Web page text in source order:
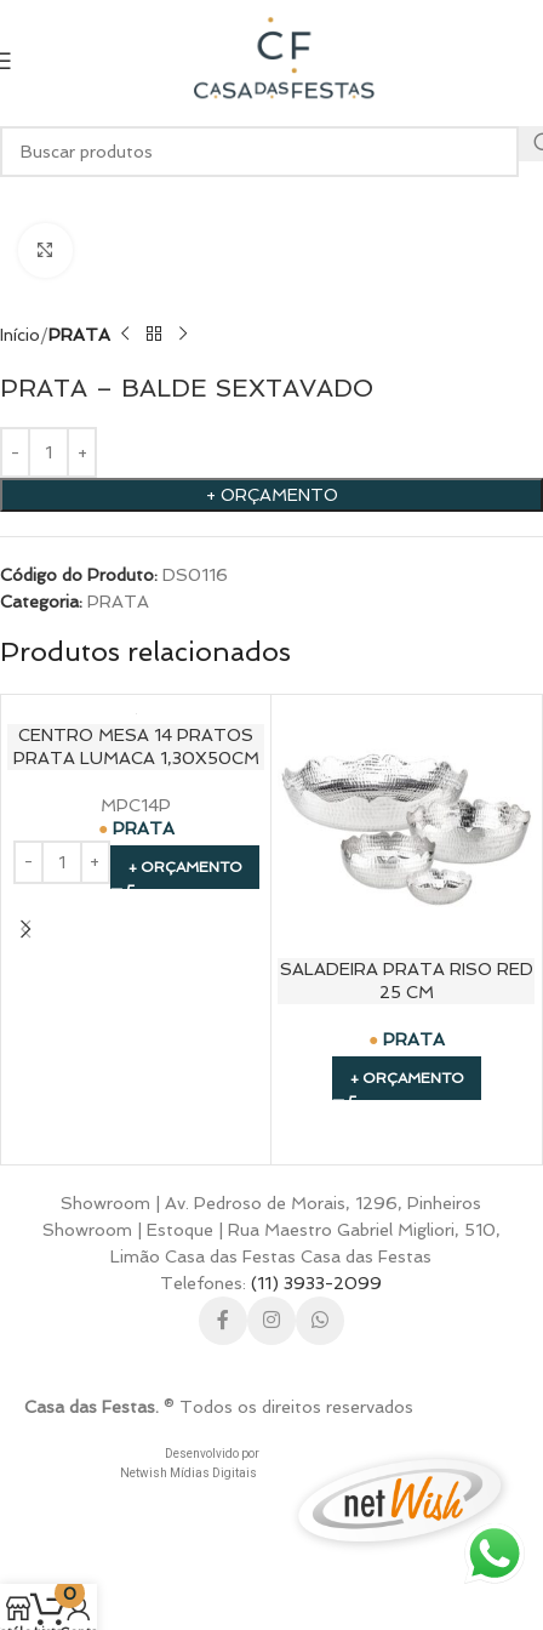
Início PRATA
PRATA – BALDE SEXTAVADO
+ ORÇAMENTO
Código do Produto: DS0116
Categoria: PRATA
Produtos relacionados
CENTRO MESA 14 PRATOS
PRATA LUMACA 1,30X50CM
MPC14P
PRATA
+ ORÇAMENTO
SALADEIRA PRATA RISO RED
25 CM
PRATA
+ ORÇAMENTO
Showroom | Av. Pedroso de Morais, 1296, Pinheiros
Showroom | Estoque | Rua Maestro Gabriel Migliori, 510,
Limão Casa das Festas Casa das Festas
Telefones:(11) 3933-2099
Casa das Festas. ® Todos os direitos reservados
Desenvolvido por
Netwish Mídias Digitais
0